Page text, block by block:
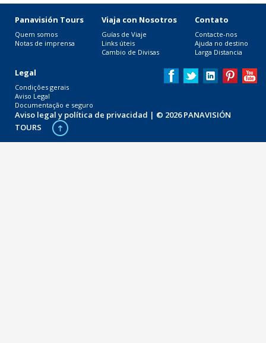
Panavisión Tours
Quem somos
Notas de imprensa
Viaja con Nosotros
Guías de Viaje
Links úteis
Cambio de Divisas
Contato
Contacte-nos
Ajuda no destino
Larga Distancia
Legal
Condições gerais
Aviso Legal
Documentação e seguro
Aviso legal y política de privacidad | © 2026 PANAVISIÓN
TOURS